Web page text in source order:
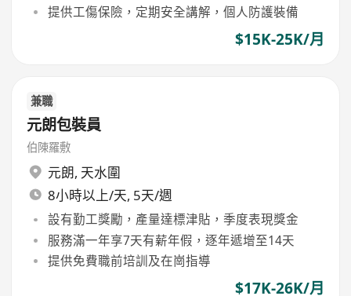
提供工傷保險，定期安全講解，個人防護裝備
$15K-25K/月
兼職
元朗包裝員
伯陳羅敷
元朗, 天水圍
8小時以上/天, 5天/週
設有勤工獎勵，產量達標津貼，季度表現獎金
服務滿一年享7天有薪年假，逐年遞增至14天
提供免費職前培訓及在崗指導
$17K-26K/月